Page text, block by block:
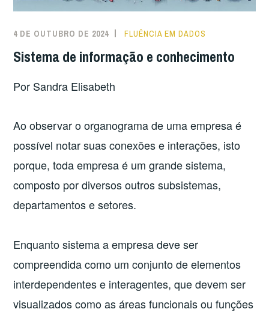
4 DE OUTUBRO DE 2024 FLUÊNCIA EM DADOS
Sistema de informação e conhecimento
Por Sandra Elisabeth
Ao observar o organograma de uma empresa é
possível notar suas conexões e interações, isto
porque, toda empresa é um grande sistema,
composto por diversos outros subsistemas,
departamentos e setores.
Enquanto sistema a empresa deve ser
compreendida como um conjunto de elementos
interdependentes e interagentes, que devem ser
visualizados como as áreas funcionais ou funções